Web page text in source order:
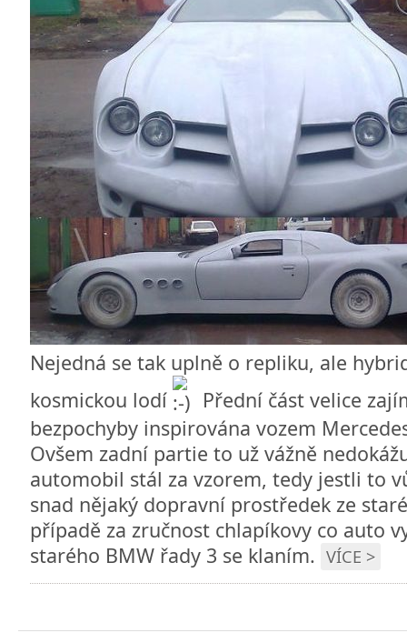
Nejedná se tak uplně o repliku, ale
kosmickou lodí
Přední část velice
bezpochyby inspirována vozem
Ovšem zadní partie to už vážně
automobil stál za vzorem, tedy jestli to
snad nějaký dopravní prostředek ze
případě za zručnost chlapíkovy co auto
starého BMW řady 3 se klaním. VÍCE >